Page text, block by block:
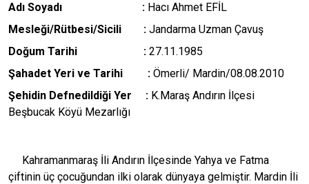
Adı Soyadı : Hacı Ahmet EFİL
Mesleği/Rütbesi/Sicili : Jandarma Uzman Çavuş
Doğum Tarihi : 27.11.1985
Şahadet Yeri ve Tarihi : Ömerli/ Mardin/08.08.2010
Şehidin Defnedildiği Yer : K.Maraş Andırın İlçesi
Beşbucak Köyü Mezarlığı
Kahramanmaraş İli Andırın İlçesinde Yahya ve Fatma
çiftinin üç çocuğundan ilki olarak dünyaya gelmiştir. Mardin İli